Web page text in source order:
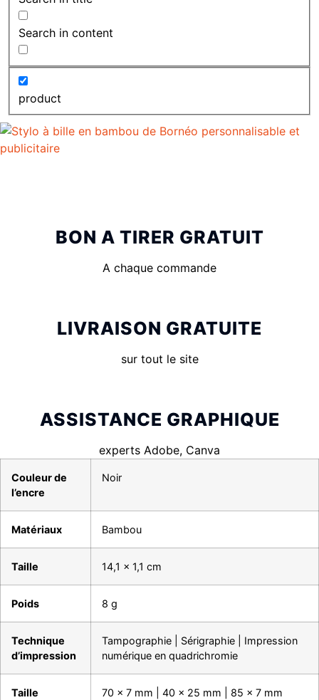
Search in content
product
BON A TIRER GRATUIT
A chaque commande
LIVRAISON GRATUITE
sur tout le site
ASSISTANCE GRAPHIQUE
experts Adobe, Canva
Couleur de
l’encre
Noir
Matériaux Bambou
Taille 14,1 x 1,1 cm
Poids 8 g
Technique
d’impression
Tampographie | Sérigraphie | Impression
numérique en quadrichromie
Taille
70 x 7 mm | 40 x 25 mm | 85 x 7 mm